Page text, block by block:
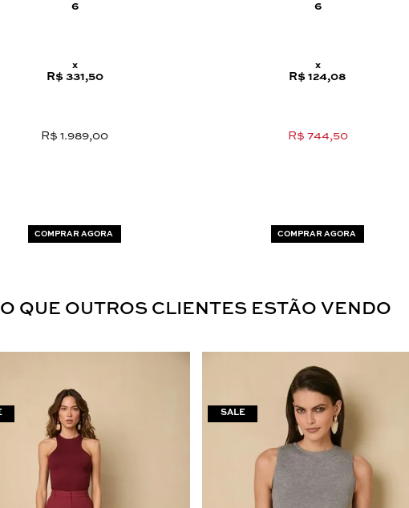
6
x
R$ 331,50
R$ 1.989,00
COMPRAR AGORA
6
x
R$ 124,08
R$ 744,50
COMPRAR AGORA
O QUE OUTROS CLIENTES ESTÃO VENDO